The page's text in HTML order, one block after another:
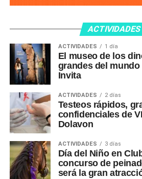
ACTIVIDADES
ACTIVIDADES 1 día
El museo de los
grandes del mundo
Invita
ACTIVIDADES 2 días
Testeos rápidos,
confidenciales de
Dolavon
ACTIVIDADES 3 días
Día del Niño en
concurso de
será la gran